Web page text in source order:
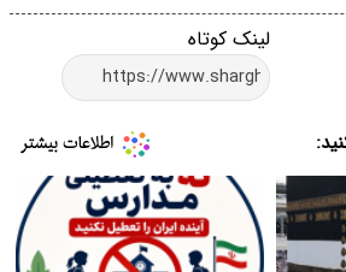
لینک کوتاه